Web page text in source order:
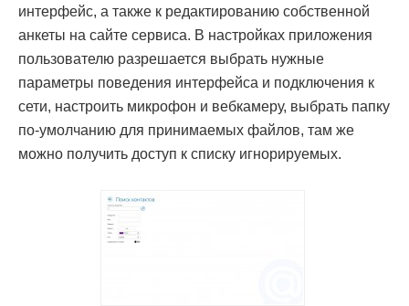
интерфейс, а также к редактированию собственной
анкеты на сайте сервиса. В настройках приложения
пользователю разрешается выбрать нужные
параметры поведения интерфейса и подключения к
сети, настроить микрофон и вебкамеру, выбрать папку
по-умолчанию для принимаемых файлов, там же
можно получить доступ к списку игнорируемых.